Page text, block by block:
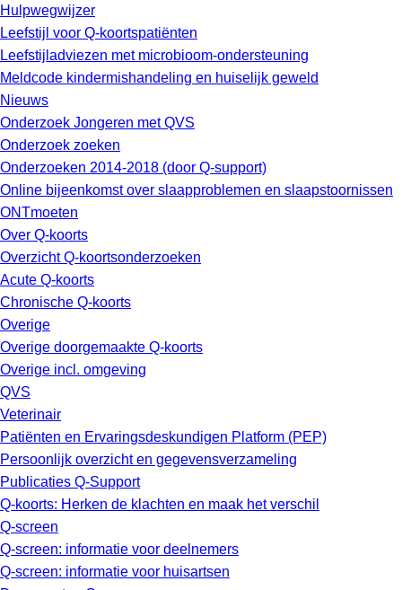
Hulpwegwijzer
Leefstijl voor Q-koortspatiënten
Leefstijladviezen met microbioom-ondersteuning
Meldcode kindermishandeling en huiselijk geweld
Nieuws
Onderzoek Jongeren met QVS
Onderzoek zoeken
Onderzoeken 2014-2018 (door Q-support)
Online bijeenkomst over slaapproblemen en slaapstoornissen
ONTmoeten
Over Q-koorts
Overzicht Q-koortsonderzoeken
Acute Q-koorts
Chronische Q-koorts
Overige
Overige doorgemaakte Q-koorts
Overige incl. omgeving
QVS
Veterinair
Patiënten en Ervaringsdeskundigen Platform (PEP)
Persoonlijk overzicht en gegevensverzameling
Publicaties Q-Support
Q-koorts: Herken de klachten en maak het verschil
Q-screen
Q-screen: informatie voor deelnemers
Q-screen: informatie voor huisartsen